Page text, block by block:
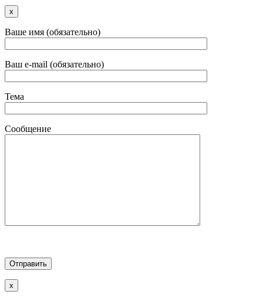
x
Ваше имя (обязательно)
Ваш e-mail (обязательно)
Тема
Сообщение
x